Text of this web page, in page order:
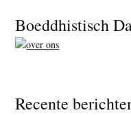
Footer
Boeddhistisch
Recente